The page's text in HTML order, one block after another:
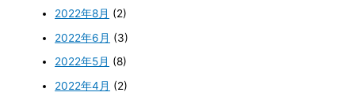
2022年8月 (2)
2022年6月 (3)
2022年5月 (8)
2022年4月 (2)